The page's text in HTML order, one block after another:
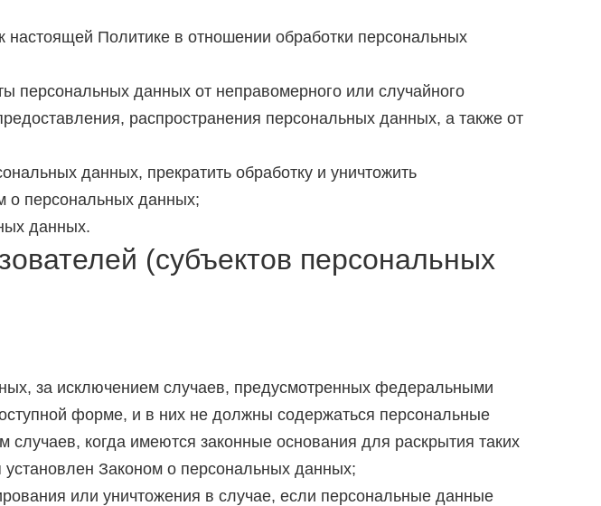
настоящей Политике в отношении обработки персональных
персональных данных от неправомерного или случайного
распространения персональных данных, а также от
данных, прекратить обработку и уничтожить
о персональных данных;
данных.
(субъектов персональных
за исключением случаев, предусмотренных федеральными
форме, и в них не должны содержаться персональные
когда имеются законные основания для раскрытия таких
Законом о персональных данных;
или уничтожения в случае, если персональные данные